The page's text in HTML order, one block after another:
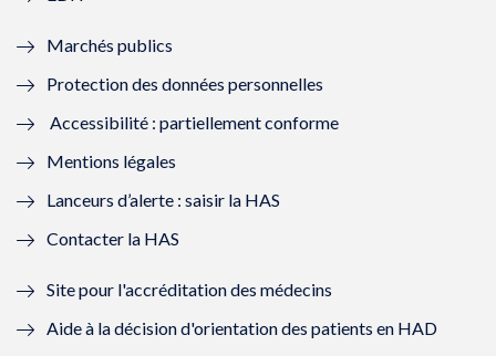
n
ê
t
r
e
)
n
ê
r
)
ê
t
e
ê
)
Marchés publics
Protection des données personnelles
Accessibilité : partiellement conforme
Mentions légales
Lanceurs d’alerte : saisir la HAS
Contacter la HAS
Site pour l'accréditation des médecins
Aide à la décision d'orientation des patients en HAD